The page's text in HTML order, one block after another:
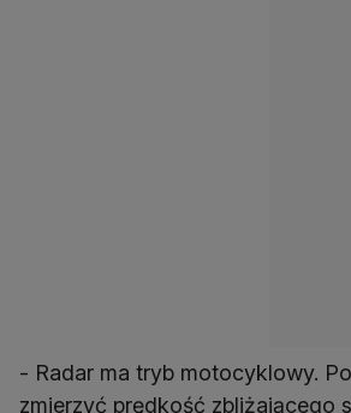
- Radar ma tryb motocyklowy.
zmierzyć prędkość zbliżającego